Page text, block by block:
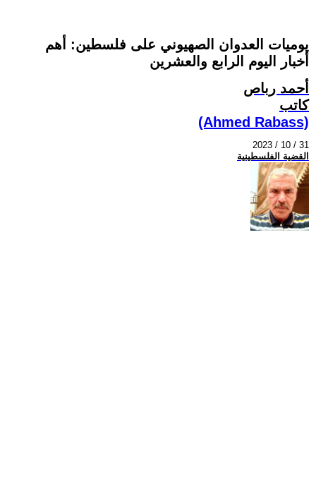
يوميات العدوان الصهيوني على فلسطين: أهم
أخبار اليوم الرابع والعشرين
أحمد رباص
كاتب
(Ahmed Rabass)
2023 / 10 / 31
القضية الفلسطينية